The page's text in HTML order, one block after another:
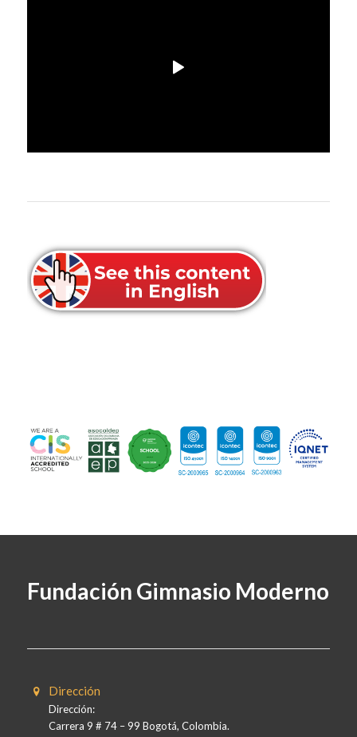
Fundación Gimnasio Moderno
Dirección
Dirección:
Carrera 9 # 74 – 99 Bogotá, Colombia.